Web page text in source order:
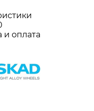
и оплата